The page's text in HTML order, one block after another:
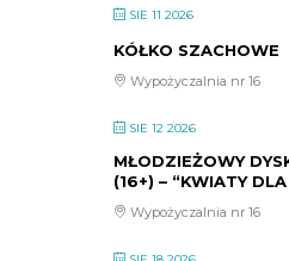
SIE 11 2026
KÓŁKO SZACHOWE
Wypożyczalnia nr 16
SIE 12 2026
MŁODZIEŻOWY
(16+) – “KWIATY
Wypożyczalnia nr 16